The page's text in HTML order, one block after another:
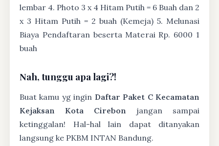
lembar 4. Photo 3 x 4 Hitam Putih = 6 Buah dan 2
x 3 Hitam Putih = 2 buah (Kemeja) 5. Melunasi
Biaya Pendaftaran beserta Materai Rp. 6000 1
buah
Nah, tunggu apa lagi?!
Buat kamu yg ingin Daftar Paket C Kecamatan
Kejaksan Kota Cirebon jangan sampai
ketinggalan! Hal-hal lain dapat ditanyakan
langsung ke PKBM INTAN Bandung.